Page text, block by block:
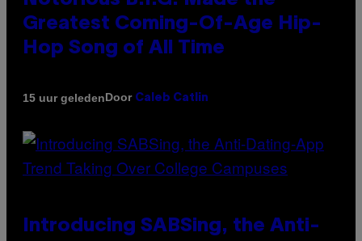
Greatest Coming-Of-Age Hip-
Hop Song of All Time
15 uur geledenDoor Caleb Catlin
Introducing SABSing, the Anti-